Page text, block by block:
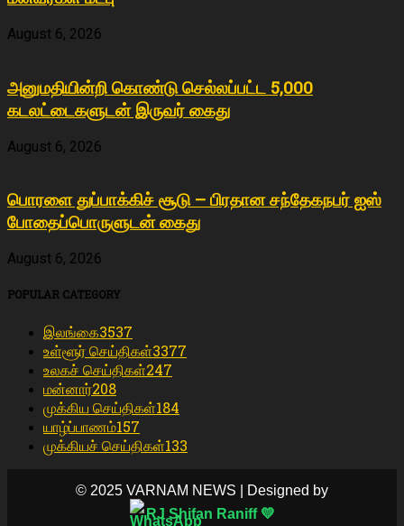
August 6, 2026
அனுமதியின்றி கொண்டு செல்லப்பட்ட 5,000
கடலட்டைகளுடன் இருவர் கைது
August 6, 2026
பொரளை துப்பாக்கிச் சூடு – பிரதான சந்தேகநபர் ஐஸ்
போதைப்பொருளுடன் கைது
August 6, 2026
POPULAR CATEGORY
இலங்கை3537
உள்ளூர் செய்திகள்3377
உலகச் செய்திகள்247
மன்னார்208
முக்கிய செய்திகள்184
யாழ்ப்பாணம்157
முக்கியச் செய்திகள்133
© 2025 VARNAM NEWS | Designed by
RJ Shifan Raniff 💛